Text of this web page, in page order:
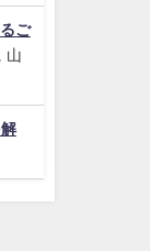
ご
山